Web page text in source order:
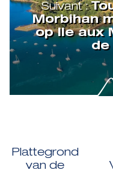
Suivant :
Morbihan
op Ile aux
de
Plattegrond
van de